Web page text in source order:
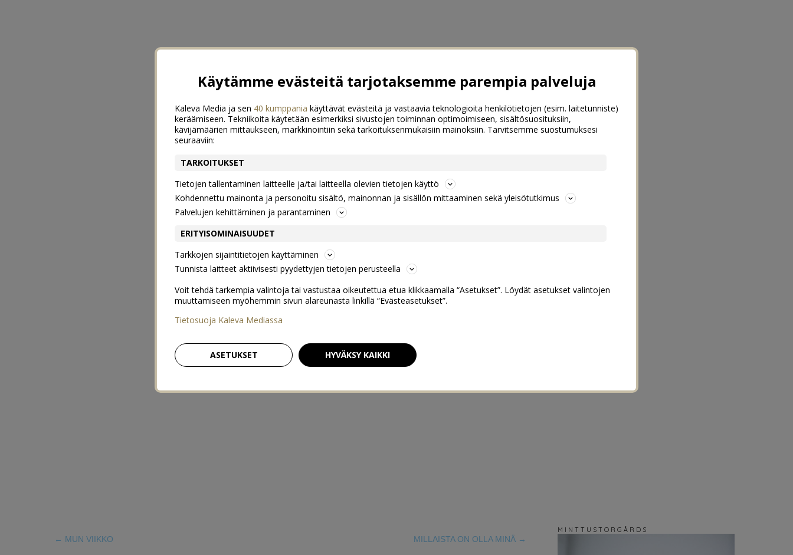
← MUN VIIKKO MILLAISTA ON OLLA MINÄ →
M I N T T U S T O R G Å R D S
Käytämme evästeitä tarjotaksemme parempia palveluja
Kaleva Media ja sen 40 kumppania käyttävät evästeitä ja vastaavia teknologioita henkilötietojen (esim. laitetunniste)
keräämiseen. Tekniikoita käytetään esimerkiksi sivustojen toiminnan optimoimiseen, sisältösuosituksiin,
kävijämäärien mittaukseen, markkinointiin sekä tarkoituksenmukaisiin mainoksiin. Tarvitsemme suostumuksesi
seuraaviin:
TARKOITUKSET
Tietojen tallentaminen laitteelle ja/tai laitteella olevien tietojen käyttö
Kohdennettu mainonta ja personoitu sisältö, mainonnan ja sisällön mittaaminen sekä yleisötutkimus
Palvelujen kehittäminen ja parantaminen
ERITYISOMINAISUUDET
Tarkkojen sijaintitietojen käyttäminen
Tunnista laitteet aktiivisesti pyydettyjen tietojen perusteella
Voit tehdä tarkempia valintoja tai vastustaa oikeutettua etua klikkaamalla “Asetukset”. Löydät asetukset valintojen
muuttamiseen myöhemmin sivun alareunasta linkillä “Evästeasetukset”.
Tietosuoja Kaleva Mediassa
ASETUKSET HYVÄKSY KAIKKI